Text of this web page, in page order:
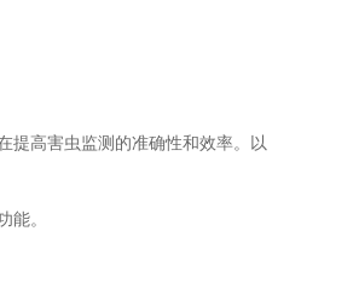
提高害虫监测的准确性和效率。以
能。